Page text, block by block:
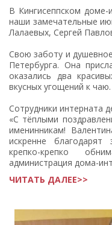
В Кингисеппском доме-
наши замечательные
Лалаевых, Сергей
Свою заботу и
Петербурга. Она
оказались два
вкусных угощений к чаю.
Сотрудники интерната
«С тёплыми
именинникам!
искренне
крепко-крепко
администрация дома-
ЧИТАТЬ ДАЛЕЕ>>